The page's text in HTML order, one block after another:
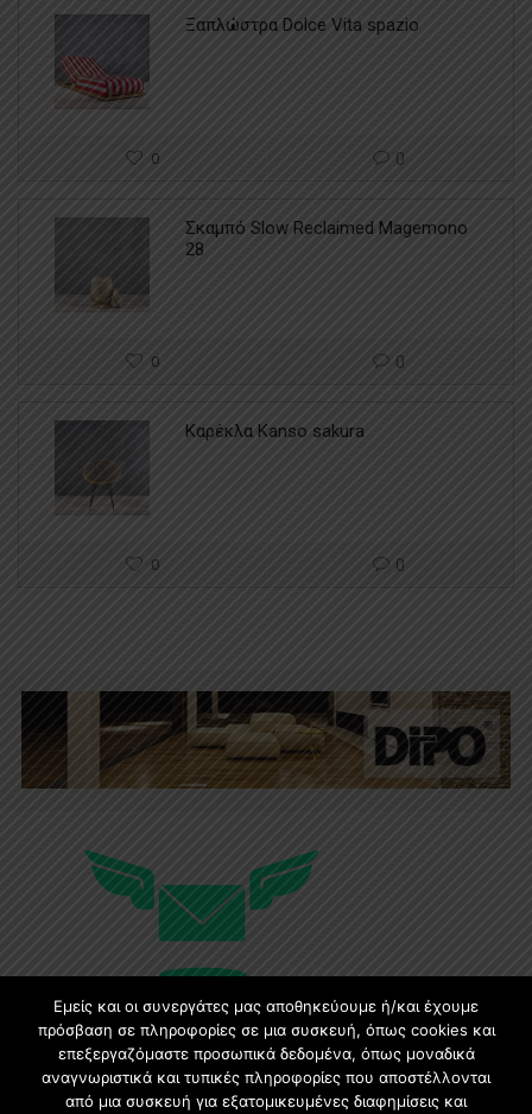
Ξαπλώστρα Dolce Vita spazio
0 0
Σκαμπό Slow Reclaimed Magemono
28
0 0
Καρέκλα Kanso sakura
0 0
Εγγραφή στο Newsletter
Εμείς και οι συνεργάτες μας αποθηκεύουμε ή/και έχουμε
πρόσβαση σε πληροφορίες σε μια συσκευή, όπως cookies και
επεξεργαζόμαστε προσωπικά δεδομένα, όπως μοναδικά
αναγνωριστικά και τυπικές πληροφορίες που αποστέλλονται
από μια συσκευή για εξατομικευμένες διαφημίσεις και